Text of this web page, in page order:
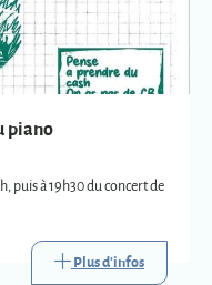
piano
puis à 19h30 du concert de
Plus d'infos